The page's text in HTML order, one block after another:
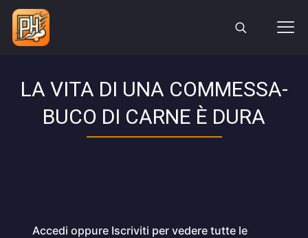
LA VITA DI UNA COMMESSA-
BUCO DI CARNE È DURA
Accedi oppure Iscriviti per vedere tutte le